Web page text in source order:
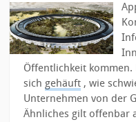
Öffentlichkeit
sich gehäuft , wie
Unternehmen von der
Ähnliches gilt offenbar